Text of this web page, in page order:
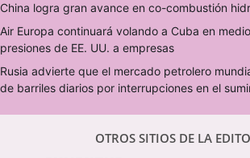
China logra gran avance en co-combustión
Air Europa continuará volando a Cuba en
presiones de EE. UU. a empresas
Rusia advierte que el mercado petrolero
de barriles diarios por interrupciones en el
OTROS SITIOS DE LA